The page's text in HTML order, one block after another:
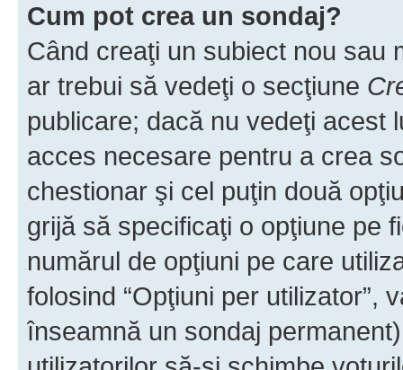
Cum pot crea un sondaj?
Când creaţi un subiect nou sau
ar trebui să vedeţi o secţiune
publicare; dacă nu vedeţi acest
acces necesare pentru a crea
chestionar şi cel puţin două
grijă să specificaţi o opţiune pe
numărul de opţiuni pe care
folosind “Opţiuni per utilizator”,
înseamnă un sondaj